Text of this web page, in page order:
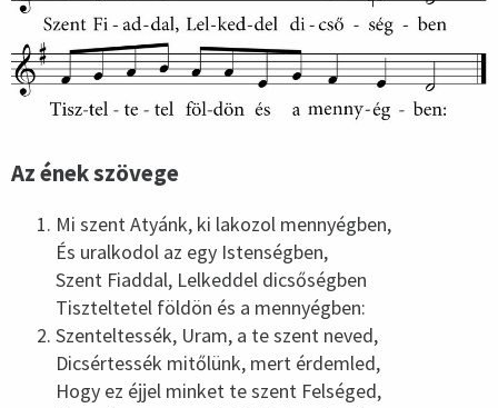
Az ének szövege
Mi szent Atyánk, ki lakozol mennyégben,
És uralkodol az egy Istenségben,
Szent Fiaddal, Lelkeddel dicsőségben
Tiszteltetel földön és a mennyégben:
Szenteltessék, Uram, a te szent neved,
Dicsértessék mitőlünk, mert érdemled,
Hogy ez éjjel minket te szent Felséged,